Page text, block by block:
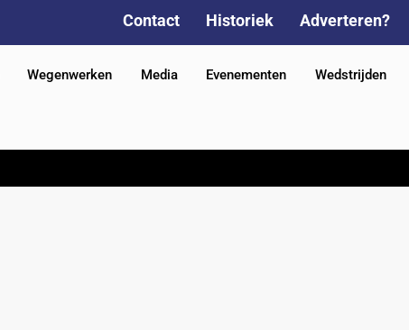
Contact Historiek Adverteren?
Wegenwerken Media Evenementen Wedstrijden